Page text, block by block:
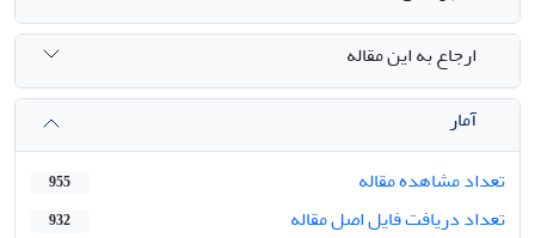
ارجاع به این مقاله
آمار
تعداد مشاهده مقاله
955
تعداد دریافت فایل اصل مقاله 932